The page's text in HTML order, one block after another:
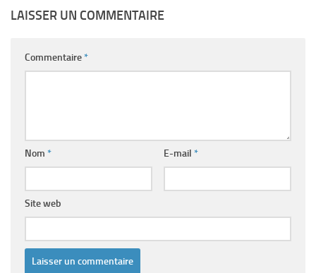
LAISSER UN COMMENTAIRE
Commentaire*
Nom * E-mail *
Site web